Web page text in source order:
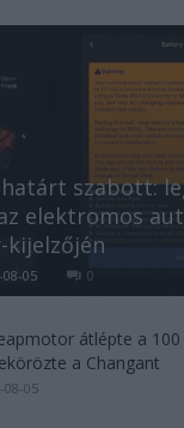
szabott:
elektromos
08-05 0
átlépte a
a Changant
08-05